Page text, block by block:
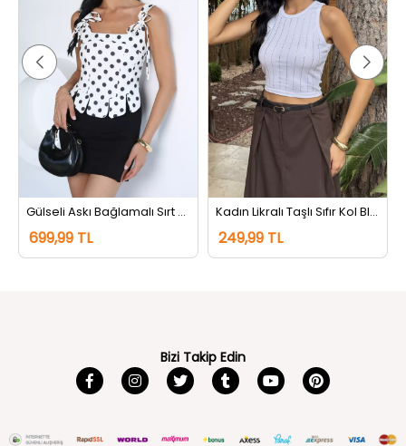
Gülseli Askı Bağlamalı Sırt Fermuarlı Puantiyeli Bluz Kremsiyahlı
699,99 TL
Kadın Likralı Taşlı Sıfır Kol Bluz Beyaz
249,99 TL
Bizi Takip Edin